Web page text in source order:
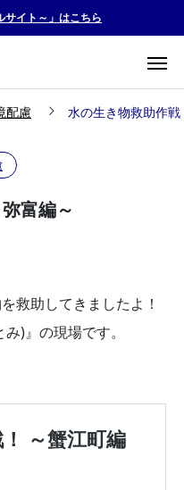
サイト～」はこちら
配慮 水の生き物救助作
富編～
救助してきましたよ！
)』の現場です。